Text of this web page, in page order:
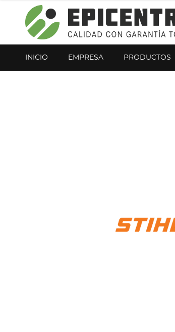
¿Olvidó su contraseña?
INICIO EMPRESA PRODUCTOS